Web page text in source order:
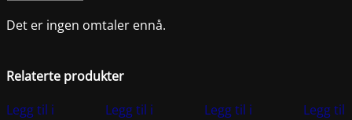
Det er ingen omtaler ennå.
Relaterte produkter
Legg til i
Legg til i
Legg til i
Legg til i